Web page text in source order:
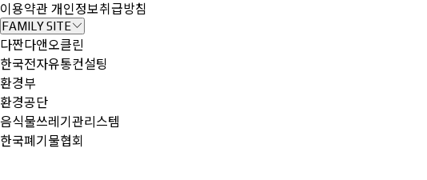
이용약관 개인정보취급방침
FAMILY SITE
다짠다앤오클린
한국전자유통컨설팅
환경부
환경공단
음식물쓰레기관리스템
한국폐기물협회